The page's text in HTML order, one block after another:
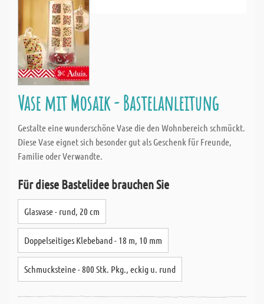
Vase mit Mosaik - Bastelanleitung
Gestalte eine wunderschöne Vase die den Wohnbereich schmückt.
Diese Vase eignet sich besonder gut als Geschenk für Freunde,
Familie oder Verwandte.
Für diese Bastelidee brauchen Sie
Glasvase - rund, 20 cm
Doppelseitiges Klebeband - 18 m, 10 mm
Schmucksteine - 800 Stk. Pkg., eckig u. rund